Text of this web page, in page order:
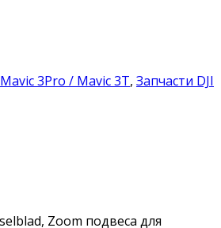
3Pro / Mavic 3T, Запчасти DJI
Zoom подвеса для